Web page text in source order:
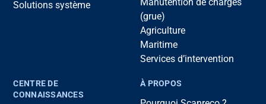
Solutions système
(grue)
Agriculture
Maritime
Services d’intervention
CENTRE DE
CONNAISSANCES
À PROPOS